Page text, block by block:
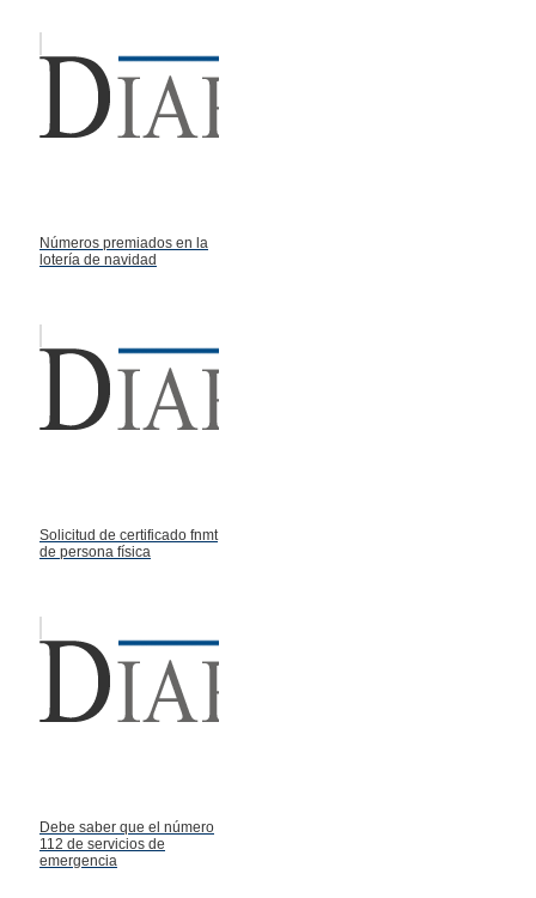
Números premiados en la
lotería de navidad
Solicitud de certificado fnmt
de persona física
Debe saber que el número
112 de servicios de
emergencia